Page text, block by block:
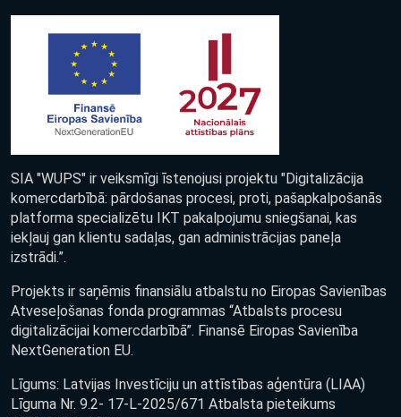
SIA "WUPS" ir veiksmīgi īstenojusi projektu "Digitalizācija
komercdarbībā: pārdošanas procesi, proti, pašapkalpošanās
platforma specializētu IKT pakalpojumu sniegšanai, kas
iekļauj gan klientu sadaļas, gan administrācijas paneļa
izstrādi.”.
Projekts ir saņēmis finansiālu atbalstu no Eiropas Savienības
Atveseļošanas fonda programmas “Atbalsts procesu
digitalizācijai komercdarbībā”. Finansē Eiropas Savienība
NextGeneration EU.
Līgums: Latvijas Investīciju un attīstības aģentūra (LIAA)
Līguma Nr. 9.2- 17-L-2025/671 Atbalsta pieteikums